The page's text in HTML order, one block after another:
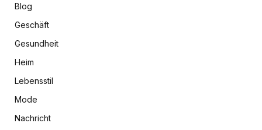
Blog
Geschäft
Gesundheit
Heim
Lebensstil
Mode
Nachricht